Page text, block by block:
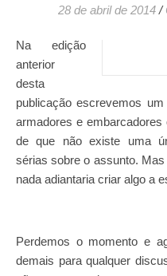
28 de abril de 2014 /
Na edição
anterior
desta
publicação escrevemos
armadores e
de que não existe uma
sérias sobre o assunto.
nada adiantaria criar algo a
Perdemos o momento e
demais para qualquer